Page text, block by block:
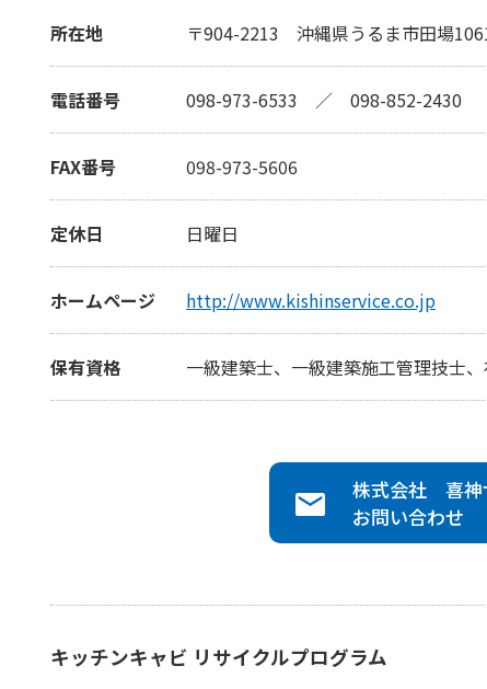
所在地 〒904-2213 沖縄県うるま市田場
電話番号 098-973-6533 ／ 098-852-2430
FAX番号 098-973-5606
定休日 日曜日
ホームページ http://www.kishinservice.co.jp
保有資格 一級建築士、一級建築施工管理技士
株式会社 喜神
お問い合わせ
キッチンキャビ リサイクルプログラム